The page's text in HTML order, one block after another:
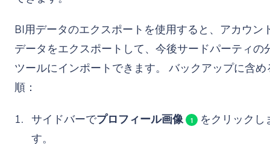
BI用データのエクスポートを使用すると、アカウン
データをエクスポートして、今後サードパーティの
ツールにインポートできます。 バックアップに含め
順：
サイドバーでプロフィール画像 1
をクリックし
す。